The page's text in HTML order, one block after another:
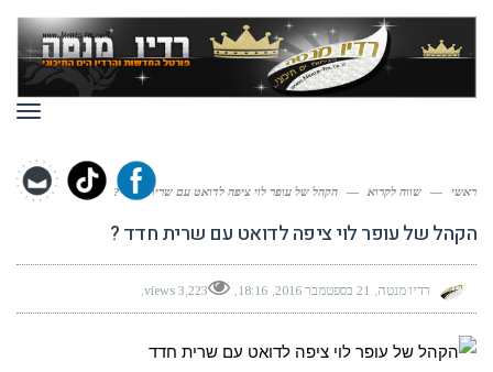
ראשי — שווה לקרוא — הקהל של עופר לוי ציפה לדואט עם שרית חדד ?
הקהל של עופר לוי ציפה לדואט עם שרית חדד ?
רדיו מנטה 21 בספטמבר 2016 18:16
3,223 views